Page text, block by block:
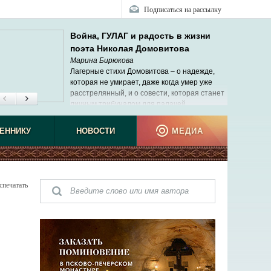
Подписаться на рассылку
Война, ГУЛАГ и радость в жизни
поэта Николая Домовитова
Марина Бирюкова
Лагерные стихи Домовитова – о надежде,
которая не умирает, даже когда умер уже
расстрелянный, и о совести, которая станет
личным трибуналом для палачей.
НОВОСТИ МЕДИА